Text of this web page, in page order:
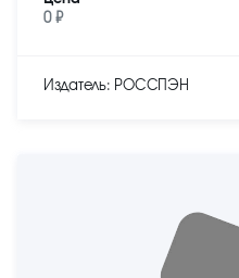
0 ₽
Издатель: РОССПЭН